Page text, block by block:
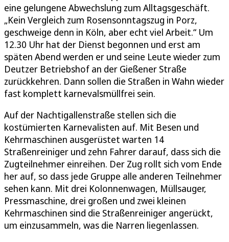
eine gelungene Abwechslung zum Alltagsgeschäft.
„Kein Vergleich zum Rosensonntagszug in Porz,
geschweige denn in Köln, aber echt viel Arbeit.“ Um
12.30 Uhr hat der Dienst begonnen und erst am
späten Abend werden er und seine Leute wieder zum
Deutzer Betriebshof an der Gießener Straße
zurückkehren. Dann sollen die Straßen in Wahn wieder
fast komplett karnevalsmüllfrei sein.
Auf der Nachtigallenstraße stellen sich die
kostümierten Karnevalisten auf. Mit Besen und
Kehrmaschinen ausgerüstet warten 14
Straßenreiniger und zehn Fahrer darauf, dass sich die
Zugteilnehmer einreihen. Der Zug rollt sich vom Ende
her auf, so dass jede Gruppe alle anderen Teilnehmer
sehen kann. Mit drei Kolonnenwagen, Müllsauger,
Pressmaschine, drei großen und zwei kleinen
Kehrmaschinen sind die Straßenreiniger angerückt,
um einzusammeln, was die Narren liegenlassen.